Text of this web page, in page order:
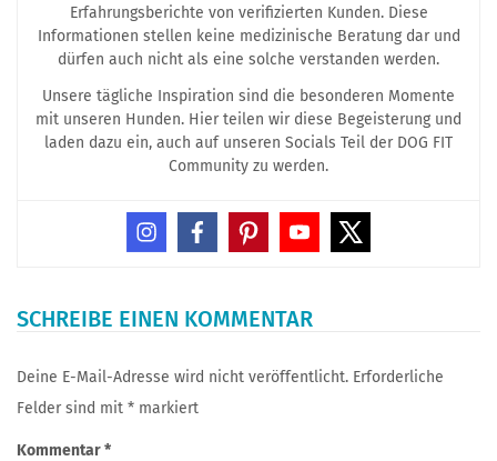
Erfahrungsberichte von verifizierten Kunden. Diese
Informationen stellen keine medizinische Beratung dar und
dürfen auch nicht als eine solche verstanden werden.
Unsere tägliche Inspiration sind die besonderen Momente
mit unseren Hunden. Hier teilen wir diese Begeisterung und
laden dazu ein, auch auf unseren Socials Teil der DOG FIT
Community zu werden.
SCHREIBE EINEN KOMMENTAR
Deine E-Mail-Adresse wird nicht veröffentlicht. Erforderliche
Felder sind mit * markiert
Kommentar*